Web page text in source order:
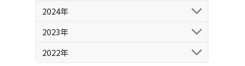
2024年
2023年
2022年